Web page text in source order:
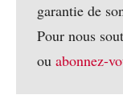
garantie de
Pour nous
ou abonnez-